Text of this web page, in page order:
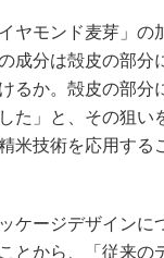
ヤモンド麦芽」の
成分は殻皮の部
るか。殻皮の部分
た」と、その狙
米技術を応用する
ケージデザインに
とから、「従来